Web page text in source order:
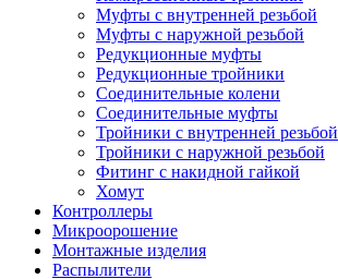
Муфты с внутренней резьбой
Муфты с наружной резьбой
Редукционные муфты
Редукционные тройники
Соединительные колени
Соединительные муфты
Тройники с внутренней резьбой
Тройники с наружной резьбой
Фитинг с накидной гайкой
Хомут
Контроллеры
Микроорошение
Монтажные изделия
Распылители